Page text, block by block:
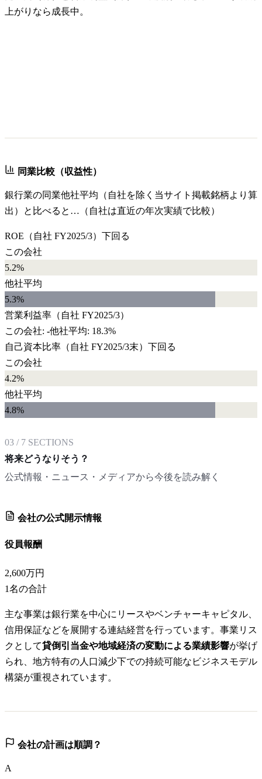
上がりなら成長中。
同業比較（収益性）
銀行業の同業他社平均（自社を除く当サイト掲載銘柄より算
出）と比べると…（自社は直近の年次実績で比較）
ROE （自社 FY2025/3） 下回る
この会社
5.2%
他社平均
5.3%
営業利益率 （自社 FY2025/3）
この会社: -他社平均: 18.3%
自己資本比率 （自社 FY2025/3末） 下回る
この会社
4.2%
他社平均
4.8%
03 / 7 SECTIONS
将来どうなりそう？
公式情報・ニュース・メディアから今後を読み解く
会社の公式開示情報
役員報酬
2,600万円
1名の合計
主な事業は銀行業を中心にリースやベンチャーキャピタル、
信用保証などを展開する連結経営を行っています。事業リス
クとして貸倒引当金や地域経済の変動による業績影響が挙げ
られ、地方特有の人口減少下での持続可能なビジネスモデル
構築が重視されています。
会社の計画は順調？
A